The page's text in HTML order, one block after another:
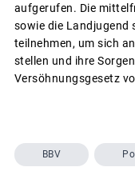
aufgerufen. Die
sowie die Landjugend
teilnehmen, um sich
stellen und ihre
Versöhnungsgesetz
BBV